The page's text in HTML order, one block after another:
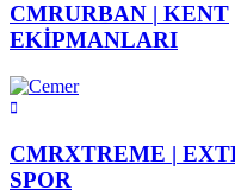
CMRURBAN | KENT
EKİPMANLARI
CMRXTREME |
SPOR